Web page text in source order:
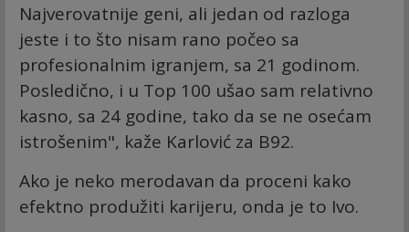
Najverovatnije geni, ali jedan od razloga
jeste i to što nisam rano počeo sa
profesionalnim igranjem, sa 21 godinom.
Posledično, i u Top 100 ušao sam relativno
kasno, sa 24 godine, tako da se ne osećam
istrošenim", kaže Karlović za B92.
Ako je neko merodavan da proceni kako
efektno produžiti karijeru, onda je to Ivo.